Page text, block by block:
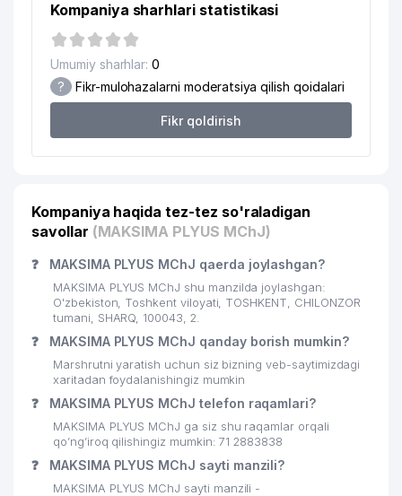
YUNIVIT MChJ
20 BRIZ-MASTER MChJ 958 м
21
KIM BELLA ALBERTOVNA YAKKA
TARTIBDAGI TADBIRKOR
Kompaniya sharhlari statistikasi
Umumiy sharhlar: 0
? Fikr-mulohazalarni moderatsiya qilish qoidalari
Fikr qoldirish
Kompaniya haqida tez-tez so'raladigan
savollar (MAKSIMA PLYUS MChJ)
❓ MAKSIMA PLYUS MChJ qaerda joylashgan?
MAKSIMA PLYUS MChJ shu manzilda joylashgan:
O'zbekiston, Toshkent viloyati, TOSHKENT, CHILONZOR
tumani, SHARQ, 100043, 2.
❓ MAKSIMA PLYUS MChJ qanday borish mumkin?
Marshrutni yaratish uchun siz bizning veb-saytimizdagi
xaritadan foydalanishingiz mumkin
❓ MAKSIMA PLYUS MChJ telefon raqamlari?
MAKSIMA PLYUS MChJ ga siz shu raqamlar orqali
qo’ng’iroq qilishingiz mumkin: 71 2883838
❓ MAKSIMA PLYUS MChJ sayti manzili?
MAKSIMA PLYUS MChJ sayti manzili -